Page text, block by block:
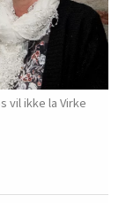
vil ikke la Virke